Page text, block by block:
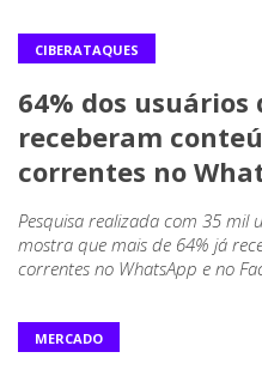
CIBERATAQUES
64% dos usuários
receberam
correntes no
Pesquisa realizada com 35 mil
mostra que mais de 64% já
correntes no WhatsApp e no
MERCADO